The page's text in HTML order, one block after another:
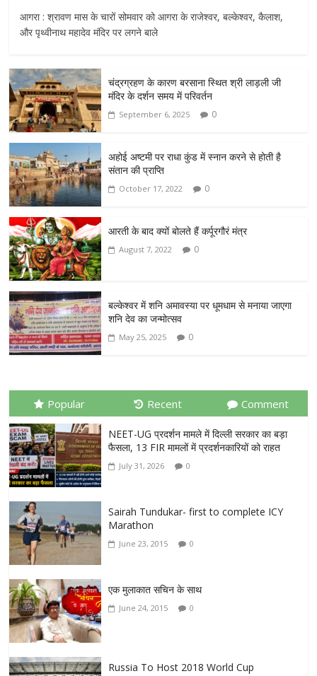
आगरा : श्रावण मास के चारों सोमवार को आगरा के राजेश्वर, बल्केश्वर, कैलाश,
और पृथ्वीनाथ महादेव मंदिर पर लगने बाले
चंद्रग्रहण के कारण बरसाना स्थित श्री लाड़ली जी
मंदिर के दर्शन समय में परिवर्तन
September 6, 2025 0
अहोई अष्टमी पर राधा कुंड में स्नान करने से होती है
संतान की प्राप्ति
October 17, 2022 0
आरती के बाद क्यों बोलते हैं कर्पूरगौरं मंत्र
August 7, 2022 0
बल्केश्वर में शनि अमावस्या पर धूमधाम से मनाया जाएगा
शनि देव का जन्मोत्सव
May 25, 2025 0
Popular Recent Comment
NEET-UG प्रदर्शन मामले में दिल्ली सरकार का बड़ा
फैसला, 13 FIR मामलों में प्रदर्शनकारियों को राहत
July 31, 2026 0
Sairah Tundukar- first to complete ICY
Marathon
June 23, 2015 0
एक मुलाकात सचिन के साथ
June 24, 2015 0
Russia To Host 2018 World Cup